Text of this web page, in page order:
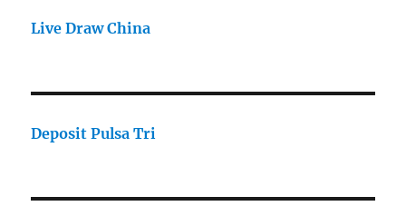
Live Draw China
Deposit Pulsa Tri